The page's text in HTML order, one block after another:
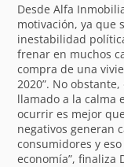
Desde Alfa
motivación, ya que
inestabilidad
frenar en muchos
compra de una
2020”. No
llamado a la calma
ocurrir es mejor
negativos generan
consumidores y
economía”, finaliza